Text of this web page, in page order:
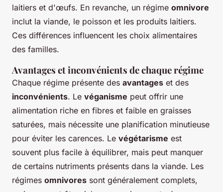
laitiers et d'œufs. En revanche, un régime omnivore
inclut la viande, le poisson et les produits laitiers.
Ces différences influencent les choix alimentaires
des familles.
Avantages et inconvénients de chaque régime
Chaque régime présente des avantages et des
inconvénients. Le véganisme peut offrir une
alimentation riche en fibres et faible en graisses
saturées, mais nécessite une planification minutieuse
pour éviter les carences. Le végétarisme est
souvent plus facile à équilibrer, mais peut manquer
de certains nutriments présents dans la viande. Les
régimes omnivores sont généralement complets,